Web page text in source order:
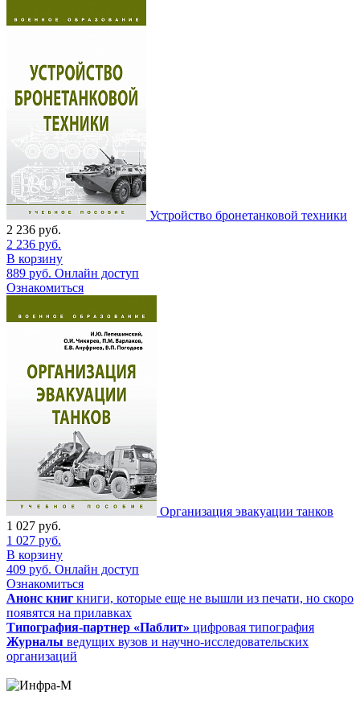
Устройство бронетанковой техники
2 236 руб.
2 236 руб.
В корзину
889 руб. Онлайн доступ
Ознакомиться
Организация эвакуации танков
1 027 руб.
1 027 руб.
В корзину
409 руб. Онлайн доступ
Ознакомиться
Анонс книг книги, которые еще не вышли из печати, но скоро
появятся на прилавках
Типография-партнер «Паблит» цифровая типография
Журналы ведущих вузов и научно-исследовательских
организаций